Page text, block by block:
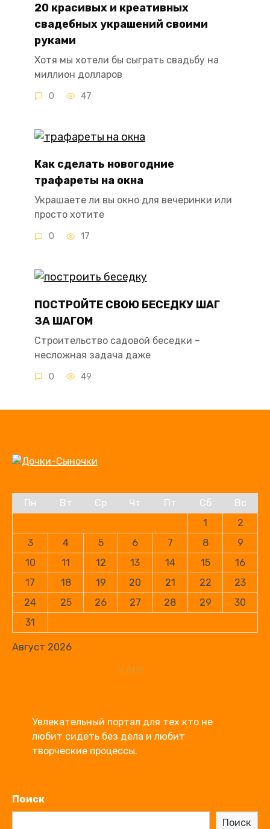
20 красивых и креативных
свадебных украшений своими
руками
Хотя мы хотели бы сыграть свадьбу на
миллион долларов
0 47
Как сделать новогодние
трафареты на окна
Украшаете ли вы окно для вечеринки или
просто хотите
0 17
ПОСТРОЙТЕ СВОЮ БЕСЕДКУ ШАГ
ЗА ШАГОМ
Строительство садовой беседки –
несложная задача даже
0 49
Август 2026
Пн Вт Ср Чт Пт Сб
Вс
1
2
3
4 5 6 7 8
9
10
11 12 13 14 15
16
17
18 19 20 21 22
23
24
25 26 27 28 29
30
31
« Апр
Увлекательный портал для тех кто не
любит сидеть без дела и любит
творческие процессы.
Поиск
Поиск